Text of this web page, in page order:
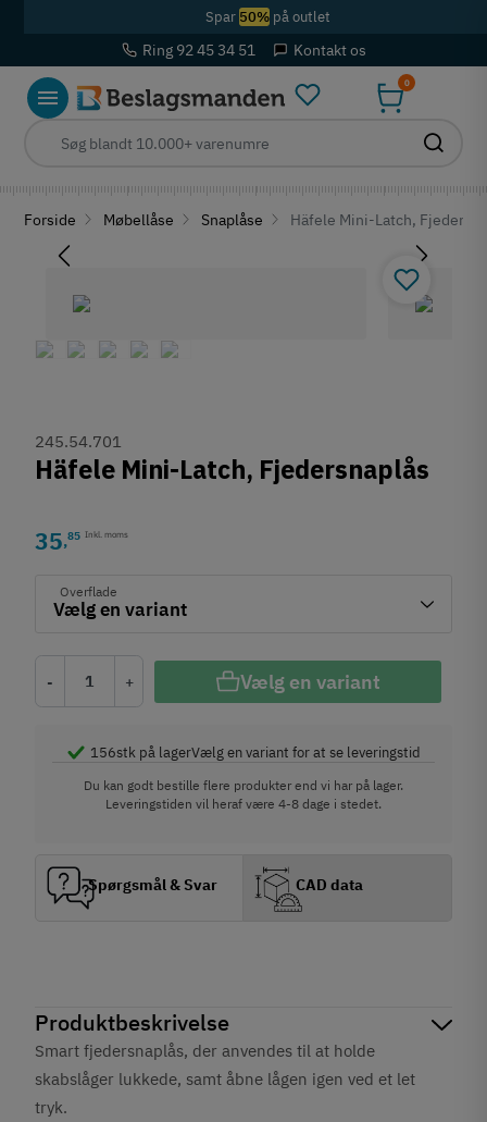
Spar 50%på outlet
Ring 92 45 34 51 Kontakt os
0
Forside Møbellåse Snaplåse Häfele Mini-Latch,
Produktbeskrivelse
Smart fjedersnaplås, der anvendes til at holde
skabslåger lukkede, samt åbne lågen igen ved et let
tryk.
245.54.701
Häfele Mini-Latch, Fjedersnaplås
35,85 Inkl. moms
Overflade
- + Vælg en variant
156stk på lagerVælg en variant for at se leveringstid
Du kan godt bestille flere produkter end vi har på lager.
Leveringstiden vil heraf være 4-8 dage i stedet.
Spørgsmål & Svar CAD data